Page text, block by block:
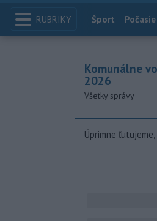
RUBRIKY Index
Šport Počasie
Komunálne
2026
Všetky správy
Úprimne